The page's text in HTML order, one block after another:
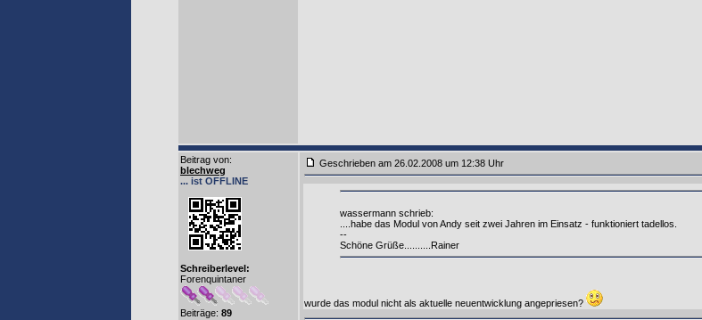
Beitrag von:
blechweg
... ist OFFLINE
Schreiberlevel:
Forenquintaner
Beiträge: 89
Geschrieben am 26.02.2008 um 12:38 Uhr
wassermann schrieb:
....habe das Modul von Andy seit zwei Jahren im Einsatz - funktioniert tadellos.
--
Schöne Grüße..........Rainer
wurde das modul nicht als aktuelle neuentwicklung angepriesen?